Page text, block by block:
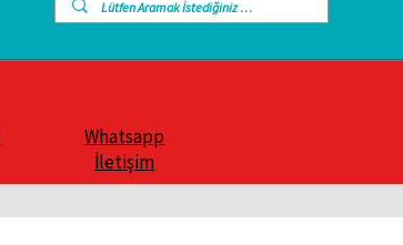
Whatsapp
İletişim